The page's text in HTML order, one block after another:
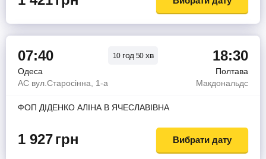
07:40 10 год 50 хв 18:30
Одеса
Полтава
АС вул.Старосінна, 1-а
Макдональдс
ФОП ДІДЕНКО АЛІНА В ЯЧЕСЛАВІВНА
1 927грн Вибрати дату